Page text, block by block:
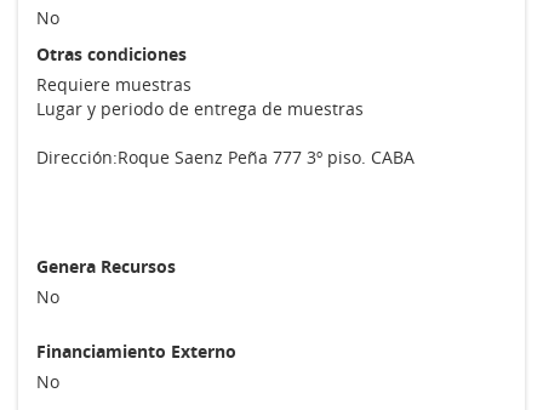
No
Otras condiciones
Requiere muestras
Lugar y periodo de entrega de muestras
Dirección:Roque Saenz Peña 777 3º piso. CABA
Genera Recursos
No
Financiamiento Externo
No